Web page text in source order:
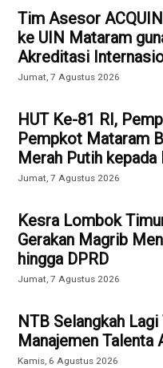
Tim Asesor
ke UIN Mataram
Akreditasi
Jumat, 7 Agustus 2026
HUT Ke-81 RI,
Pempkot Mataram
Merah Putih
Jumat, 7 Agustus 2026
Kesra Lombok
Gerakan Magrib
hingga DPRD
Jumat, 7 Agustus 2026
NTB Selangkah
Manajemen Talenta
Kamis, 6 Agustus 2026